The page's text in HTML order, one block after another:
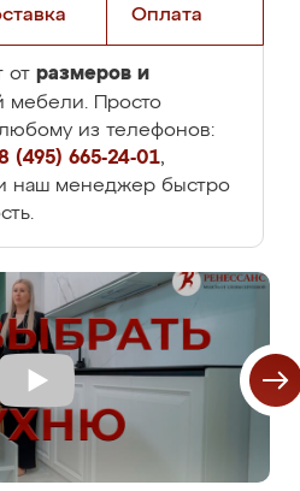
Оплата
от размеров и
мебели. Просто
из телефонов:
(495) 665-24-01,
наш менеджер быстро